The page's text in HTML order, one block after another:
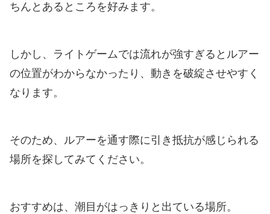
ちんとあるところを好みます。
しかし、ライトゲームでは流れが強すぎるとルアー
の位置がわからなかったり、動きを破綻させやすく
なります。
そのため、ルアーを通す際に引き抵抗が感じられる
場所を探してみてください。
おすすめは、潮目がはっきりと出ている場所。